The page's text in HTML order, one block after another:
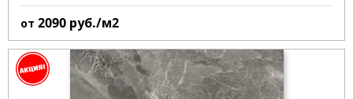
от 2090 руб./м2